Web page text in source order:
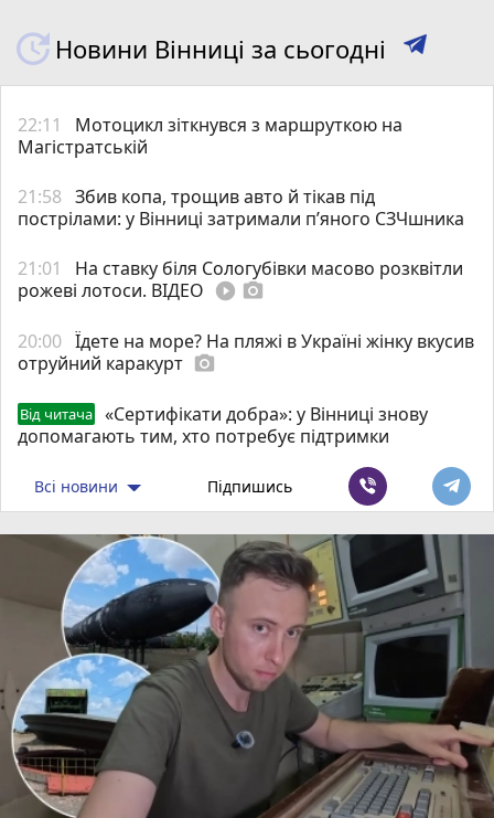
Новини Вінниці за сьогодні
22:11
Мотоцикл зіткнувся з маршруткою на
Магістратській
21:58 Збив копа, трощив авто й тікав під
пострілами: у Вінниці затримали п’яного СЗЧшника
21:01
На ставку біля Сологубівки масово розквітли
рожеві лотоси. ВІДЕО play_circle_filled photo_camera
20:00 Їдете на море? На пляжі в Україні жінку вкусив
отруйний каракурт photo_camera
Від читача
«Сертифікати добра»: у Вінниці знову
допомагають тим, хто потребує підтримки
Всі новини Підпишись